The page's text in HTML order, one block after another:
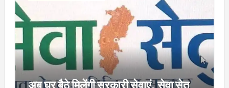
अब घर बैठे मिलेंगी सरकारी सेवाएं, सेवा सेतु